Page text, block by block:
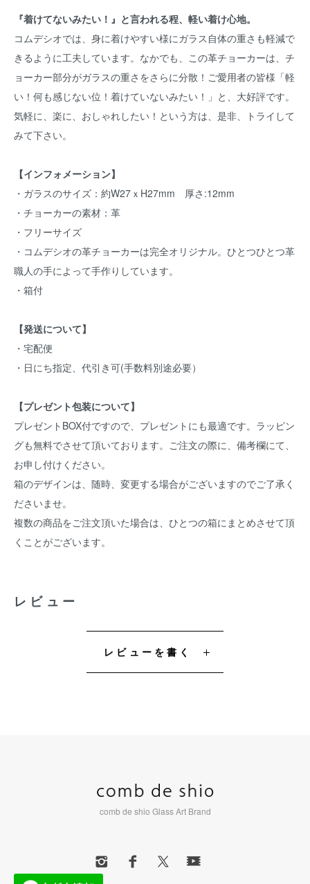
『着けてないみたい！』と言われる程、軽い着け心地。
コムデシオでは、身に着けやすい様にガラス自体の重さも軽減で
きるように工夫しています。なかでも、この革チョーカーは、チ
ョーカー部分がガラスの重さをさらに分散！ご愛用者の皆様「軽
い！何も感じない位！着けていないみたい！」と、大好評です。
気軽に、楽に、おしゃれしたい！という方は、是非、トライして
みて下さい。
【インフォメーション】
・ガラスのサイズ：約W27ｘH27mm 厚さ:12mm
・チョーカーの素材：革
・フリーサイズ
・コムデシオの革チョーカーは完全オリジナル。ひとつひとつ革
職人の手によって手作りしています。
・箱付
【発送について】
・宅配便
・日にち指定、代引き可(手数料別途必要）
【プレゼント包装について】
プレゼントBOX付ですので、プレゼントにも最適です。ラッピン
グも無料でさせて頂いております。ご注文の際に、備考欄にて、
お申し付けください。
箱のデザインは、随時、変更する場合がございますのでご了承く
ださいませ。
複数の商品をご注文頂いた場合は、ひとつの箱にまとめさせて頂
くことがございます。
レビュー
レビューを書く
comb de shio Glass Art Brand